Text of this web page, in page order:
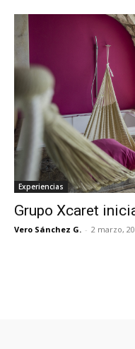
Experiencias
Grupo Xcaret
Vero Sánchez G. - 2 marzo,